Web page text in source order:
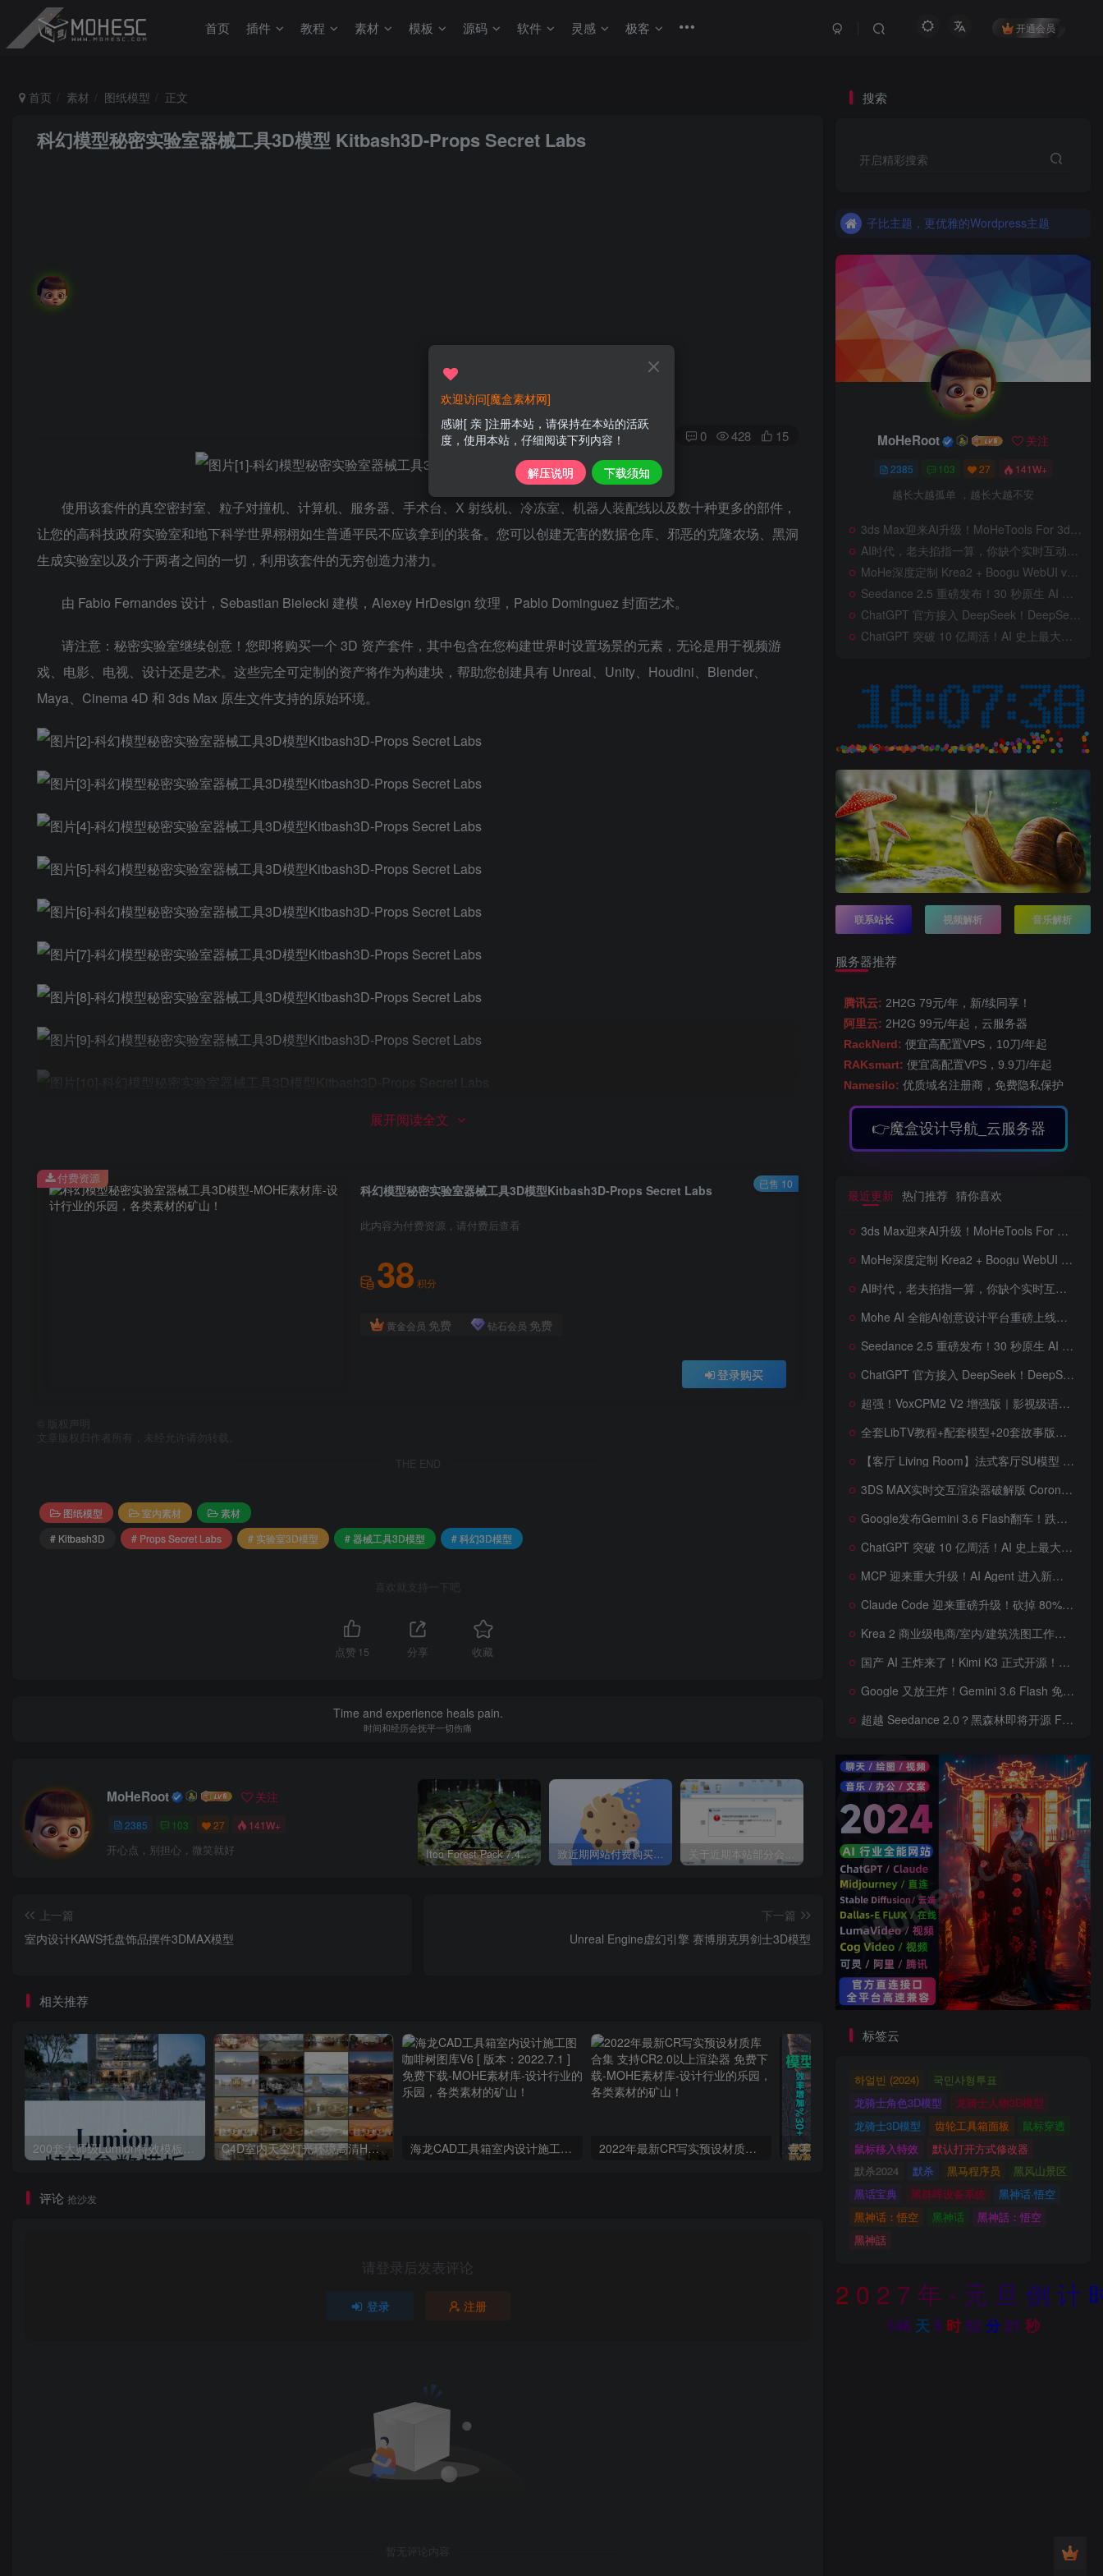
首页 插件 教程 素材 模板 源码 软件 灵感 极客 开通会员
首页 素材 图纸模型 正文
科幻模型秘密实验室器械工具3D模型 Kitbash3D-Props Secret Labs
0 428 15
使用该套件的真空密封室、粒子对撞机、计算机、服务器、手术台、X 射线机、冷冻室、机器人装配线以及数十种更多的部件，
让您的高科技政府实验室和地下科学世界栩栩如生普通平民不应该拿到的装备。您可以创建无害的数据仓库、邪恶的克隆农场、黑洞
生成实验室以及介于两者之间的一切，利用该套件的无穷创造力潜力。
由 Fabio Fernandes 设计，Sebastian Bielecki 建模，Alexey HrDesign 纹理，Pablo Dominguez 封面艺术。
请注意：秘密实验室继续创意！您即将购买一个 3D 资产套件，其中包含在您构建世界时设置场景的元素，无论是用于视频游
戏、电影、电视、设计还是艺术。这些完全可定制的资产将作为构建块，帮助您创建具有 Unreal、Unity、Houdini、Blender、
Maya、Cinema 4D 和 3ds Max 原生文件支持的原始环境。
1 2 3
展开阅读全文
科幻模型秘密实验室器械工具3D模型Kitbash3D-Props Secret Labs
此内容为付费资源，请付费后查看
38 积分
黄金会员 免费 钻石会员 免费
登录购买
付费资源 已售 10
版权声明
文章版权归作者所有，未经允许请勿转载。
THE END
图纸模型 室内素材
素材
# Kitbash3D
# Props Secret Labs # 实验室3D模型 # 器械工具3D模型 # 科幻3D模型
喜欢就支持一下吧
点赞 15 分享 收藏
Time and experience heals pain.
时间和经历会抚平一切伤痛
MoHeRoot 关注
2385 103 27 141W+
开心点，别担心，微笑就好 Itoo Forest Pack 7.4.20 森林插件 For 3DSMAX 2014 ~ 2023 汉化永久版 致近期网站付费购买资源及会员用户后，网页显示依然没有购买解决方法！ 关于近期本站部分会员反馈解压文件解压到一半失败出错的说明 3dmax模型UV贴图增强脚本插件工具UVTools 3.2L 汉化破解版 For 3dmax2014~2023 年底收官巨献，AIGC行业全平台设计工具网站正式上线，助力创作者突破创作瓶颈，开启高效创作之旅[已下线]
上一篇
室内设计KAWS托盘饰品摆件3DMAX模型
下一篇
Unreal Engine虚幻引擎 赛博朋克男剑士3D模型
相关推荐
200套大师级Lumion特效模板场景源文件渲染参数滤镜案例特效 C4D室内天空灯光环境高清HDR贴图204个预设素材 海龙CAD工具箱室内设计施工图咖啡树图库V6 [ 版本：2022.7.1 ] 免费下载 2022年最新CR写实预设材质库合集 支持CR2.0以上渲染器 免费下载 壹零素材SVIP 3dsky 3dsmax插件高精度素材写实材质灯光模型教程
评论 抢沙发
请登录后发表评论
登录 注册
暂无评论内容
搜索
开启精彩搜索
子比主题，更优雅的Wordpress主题
子比主题，更优雅的Wordpress主题
MoHeRoot 关注
2385 103 27 141W+
越长大越孤单 ，越长大越不安
3ds Max迎来AI升级！MoHeTools For 3ds Max 2012 ~ 2026 智能工具箱插件发布，支持AI 3D建模、文生图、图生图、效果图生成，全面提升室内设计效率
AI时代，老夫掐指一算，你缺个实时互动的 AI 赛博女友！无需 API、完全免费、实时语音互动，零延迟打造专属 AI 数字女友，附本地部署教程！
MoHe深度定制 Krea2 + Boogu WebUI v2.0 重磅发布！专为 AI 室内设计师打造，一键切换定制工作流，彻底告别 ComfyUI 复杂节点，一键生图！
Seedance 2.5 重磅发布！30 秒原生 AI 视频、50 个多模态参考、原位编辑全上线，告别抽卡盲盒，AI 视频正式进入导演时代！
ChatGPT 官方接入 DeepSeek！DeepSeek V4 Flash 0731 重磅开源发布！AI 编程能力全面升级，支持识图、支持 Responses API，本地部署全攻略！
ChatGPT 突破 10 亿周活！AI 史上最大用户奇迹背后，OpenAI 正面对一场百亿美元级商业挑战
联系站长 视频解析 音乐解析
服务器推荐
腾讯云: 2H2G 79元/年，新/续同享！
阿里云: 2H2G 99元/年起，云服务器
RackNerd: 便宜高配置VPS，10刀/年起
RAKsmart: 便宜高配置VPS，9.9刀/年起
Namesilo: 优质域名注册商，免费隐私保护
👉魔盒设计导航_云服务器
最近更新 热门推荐 猜你喜欢
3ds Max迎来AI升级！MoHeTools For 3ds Max 2012 ~ 2026 智能工具箱插件发布，支持AI 3D建模、文生图、图生图、效果图生成，全面提升室内设计效率
MoHe深度定制 Krea2 + Boogu WebUI v2.0 重磅发布！专为 AI 室内设计师打造，一键切换定制工作流，彻底告别 ComfyUI 复杂节点，一键生图！
AI时代，老夫掐指一算，你缺个实时互动的 AI 赛博女友！无需 API、完全免费、实时语音互动，零延迟打造专属 AI 数字女友，附本地部署教程！
Mohe AI 全能AI创意设计平台重磅上线！一站式AI提示词词库·对话·绘画·画廊·推流AI创意神器与AIGC展示平台系统全面升级！
Seedance 2.5 重磅发布！30 秒原生 AI 视频、50 个多模态参考、原位编辑全上线，告别抽卡盲盒，AI 视频正式进入导演时代！
ChatGPT 官方接入 DeepSeek！DeepSeek V4 Flash 0731 重磅开源发布！AI 编程能力全面升级，支持识图、支持 Responses API，本地部署全攻略！
超强！VoxCPM2 V2 增强版｜影视级语音克隆，音色永久保存，文字转语音+AI声音克隆+方言 + ai语音设计+多人对话 + 字幕全搞定
全套LibTV教程+配套模型+20套故事版参考(含提示词)轻松学会AI短剧制作，全套教程走过路过不要错过想在家里赚钱的就学习起来
【客厅 Living Room】法式客厅SU模型 French-style living room SketchUp model
3DS MAX实时交互渲染器破解版 Corona Render 15 Hotfix 2 For 3ds Max 2018 ~ 2027 Win + 离线材质预设库
Google发布Gemini 3.6 Flash翻车！跌出全球智能榜前十！Google 新模型遭遇口碑争议，附个人一些使用体验——变慢/降智/弱智，Gemini现在真的是一团糟，Google版豆包！
ChatGPT 突破 10 亿周活！AI 史上最大用户奇迹背后，OpenAI 正面对一场百亿美元级商业挑战
MCP 迎来重大升级！AI Agent 进入新纪元，模型上下文协议全面重构，未来 AI 工具生态将被重新定义，AI工具接口进入倒计时开始！
Claude Code 迎来重磅升级！砍掉 80% 系统提示词一键瘦身优化，新增 /doctor 诊断命令，AI 编程效率再次提升
Krea 2 商业级电商/室内/建筑洗图工作流首次公开！三套工作流 + 三档预设 + JSON 反推，RAW、Turbo、Depth、4 倍增强一次学会
国产 AI 王炸来了！Kimi K3 正式开源！免费下载全球最大 2.8 万亿参数模型，国产开源 AI 首次逼近闭源天花板
Google 又放王炸！Gemini 3.6 Flash 免费开放，AI 编程、Agent 能力暴涨，开发者必体验的新一代 AI 模型，性能再次刷新纪录
超越 Seedance 2.0？黑森林即将开源 FLUX 3 Dev！Self-Flow 世界模型首次曝光，20 秒音画同步 AI 视频时代来了！
标签云
하얼빈 (2024)
국민사형투표
龙骑士角色3D模型
龙骑士人物3D模型
龙骑士3D模型
齿轮工具箱面板
鼠标穿透
鼠标移入特效
默认打开方式修改器
默杀2024
默杀 黑马程序员
黑风山景区
黑话宝典
黑群晖设备系统
黑神话·悟空
黑神话：悟空
黑神话
黑神話：悟空
黑神話
2 0 2 7 年 - 元 旦 倒 计
146 天 5 时 52 分 20 秒
欢迎访问[魔盒素材网]
感谢[ 亲 ]注册本站，请保持在本站的活跃
度，使用本站，仔细阅读下列内容！
解压说明 下载须知